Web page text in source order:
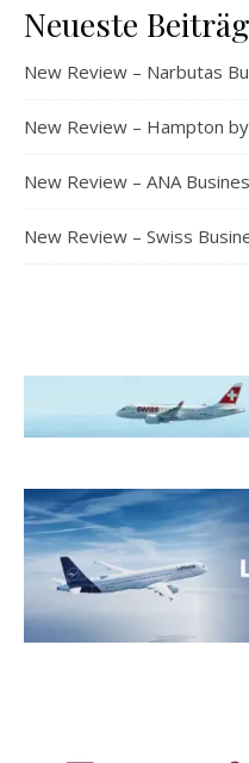
Neueste
New Review – Narbutas
New Review – Hampton
New Review – ANA
New Review – Swiss